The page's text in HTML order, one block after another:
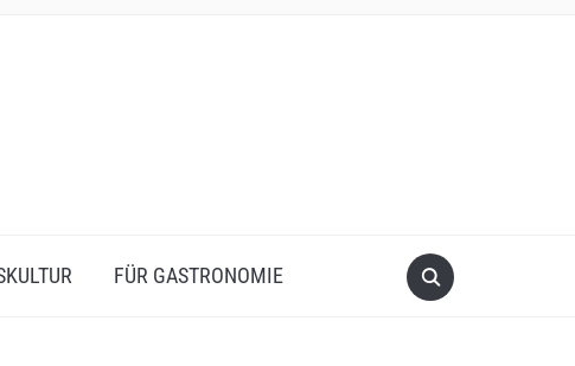
FÜR GASTRONOMIE